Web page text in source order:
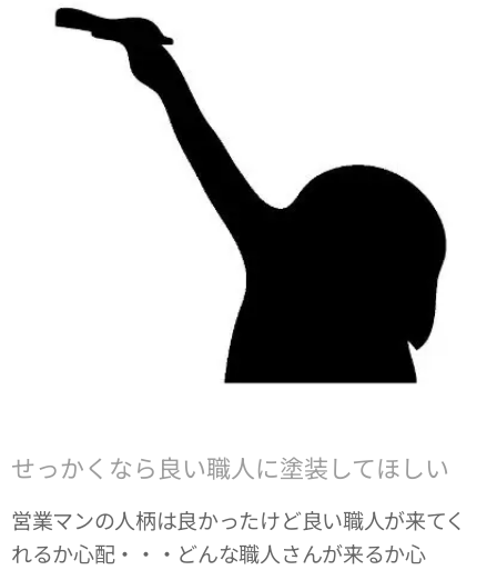
せっかくなら良い職人に塗装してほしい
営業マンの人柄は良かったけど良い職人が来てく
れるか心配・・・どんな職人さんが来るか心